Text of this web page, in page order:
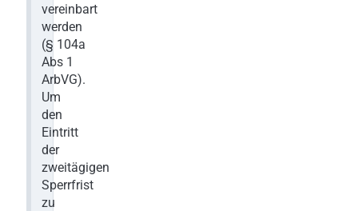
vereinbart
werden
(§ 104a
Abs 1
ArbVG).
Um
den
Eintritt
der
zweitägigen
Sperrfrist
zu